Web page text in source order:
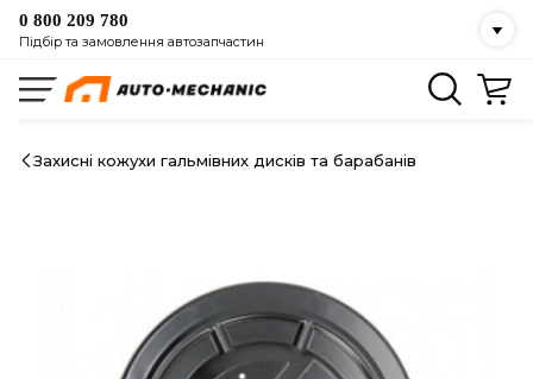
0 800 209 780
Підбір та замовлення автозапчастин
Захисні кожухи гальмівних дисків та барабанів